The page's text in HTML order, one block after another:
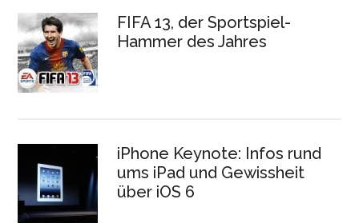
FIFA 13, der Sportspiel-
Hammer des Jahres
iPhone Keynote: Infos rund
ums iPad und Gewissheit
über iOS 6